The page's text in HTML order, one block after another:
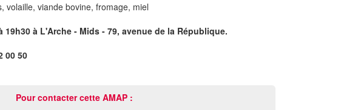
volaille, viande bovine, fromage, miel
à L'Arche - Mids - 79, avenue de la République.
00 50
Pour contacter cette AMAP :